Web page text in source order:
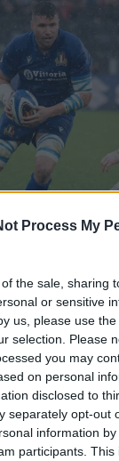
Process My
the sale, sharing
or sensitive
us, please use
selection. Please
you may
on personal
disclosed to
separately opt-out
information
participants.
a
non farà parte
Maschile
alle
una